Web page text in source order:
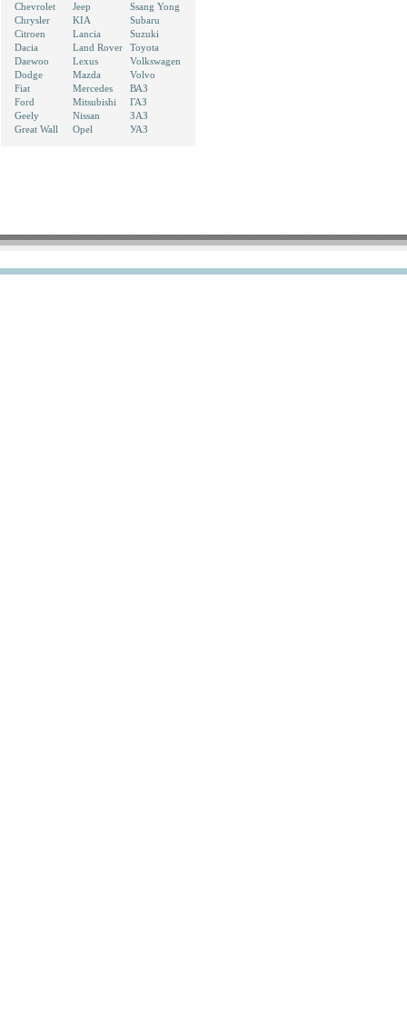
Chevrolet
Chrysler
Citroen
Dacia
Daewoo
Dodge
Fiat
Ford
Geely
Great Wall
Jeep
KIA
Lancia
Land Rover
Lexus
Mazda
Mercedes
Mitsubishi
Nissan
Opel
Ssang Yong
Subaru
Suzuki
Toyota
Volkswagen
Volvo
ВАЗ
ГАЗ
ЗАЗ
УАЗ